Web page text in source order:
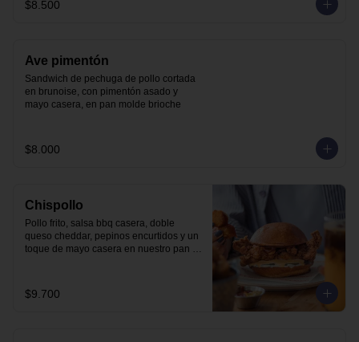
$8.500
Ave pimentón
Sandwich de pechuga de pollo cortada
en brunoise, con pimentón asado y
mayo casera, en pan molde brioche
$8.000
Chispollo
Pollo frito, salsa bbq casera, doble
queso cheddar, pepinos encurtidos y un
toque de mayo casera en nuestro pan
$9.700